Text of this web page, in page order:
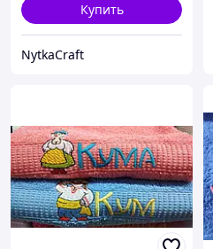
Купить
NytkaCraft